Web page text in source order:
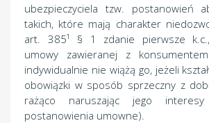
ubezpieczyciela tzw. postanowień
takich, które mają charakter
art. 385¹ § 1 zdanie pierwsze
umowy zawieranej z
indywidualnie nie wiążą go, jeżeli
obowiązki w sposób sprzeczny z
rażąco naruszając jego interesy
postanowienia umowne).